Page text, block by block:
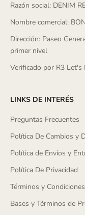
Razón social: DENIM
Nombre comercial:
Dirección: Paseo
primer nivel
Verificado por R3 Let's
LINKS DE INTERÉS
Preguntas Frecuentes
Política De Cambios y
Política de Envíos y
Política De Privacidad
Términos y Condiciones
Bases y Términos de